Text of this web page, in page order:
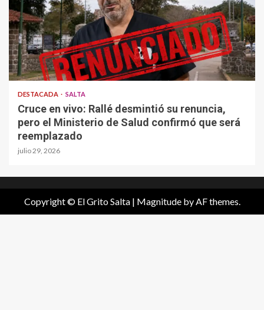
DESTACADA SALTA
Cruce en vivo: Rallé desmintió su renuncia,
pero el Ministerio de Salud confirmó que será
reemplazado
julio 29, 2026
Copyright © El Grito Salta | Magnitudeby AF themes.